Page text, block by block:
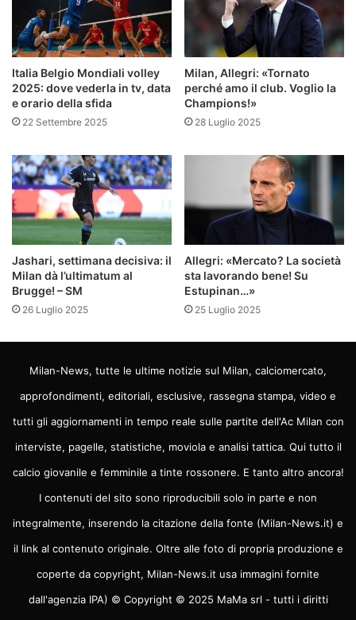
Italia Belgio Mondiali volley
2025: dove vederla in tv, data
e orario della sfida
22 Settembre 2025
Milan, Allegri: «Tornato
perché amo il club. Voglio la
Champions!»
28 Luglio 2025
Jashari, settimana decisiva: il
Milan dà l’ultimatum al
Brugge! – SM
26 Luglio 2025
Allegri: «Mercato? La società
sta lavorando bene! Su
Estupinan…»
25 Luglio 2025
Milan-News, tutte le ultime notizie sul Milan, calciomercato,
approfondimenti, editoriali, esclusive, rassegna stampa, video e
tutti gli aggiornamenti in tempo reale sulle partite dell'Ac Milan con
interviste, pagelle, statistiche, moviola e analisi tattica. Qui tutto il
calcio giovanile e femminile a tinte rossonere. E tanto altro ancora!
I contenuti del sito sono riproducibili solo in parte e non
integralmente, inserendo la citazione della fonte (Milan-News.it) e
il link al contenuto originale. Oltre alle foto di propria produzione e
coperte da copyright, Milan-News.it usa immagini fornite
dall'agenzia IPA) © Copyright © 2025 MaMa srl - tutti i diritti